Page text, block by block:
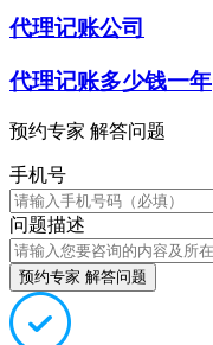
代理记账公司
代理记账多少钱一年
预约专家 解答问题
手机号
问题描述
预约专家 解答问题